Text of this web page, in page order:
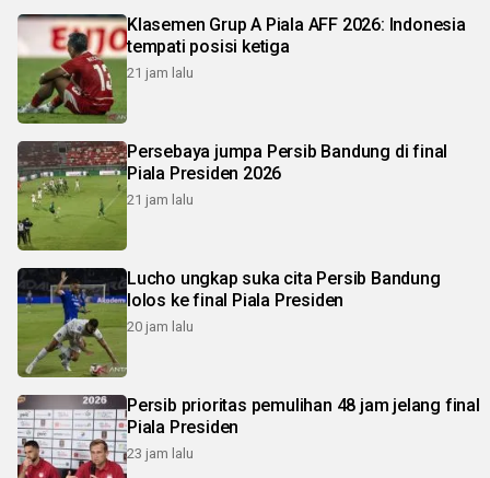
Klasemen Grup A Piala AFF 2026: Indonesia
tempati posisi ketiga
21 jam lalu
Persebaya jumpa Persib Bandung di final
Piala Presiden 2026
21 jam lalu
Lucho ungkap suka cita Persib Bandung
lolos ke final Piala Presiden
20 jam lalu
Persib prioritas pemulihan 48 jam jelang final
Piala Presiden
23 jam lalu